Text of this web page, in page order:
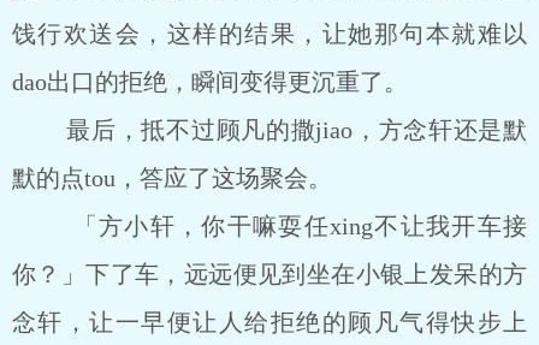
饯行欢送会，这样的结果，让她那句本就难以
dao出口的拒绝，瞬间变得更沉重了。
最后，抵不过顾凡的撒jiao，方念轩还是默
默的点tou，答应了这场聚会。
「方小轩，你干嘛耍任xing不让我开车接
你？」下了车，远远便见到坐在小银上发呆的方
念轩，让一早便让人给拒绝的顾凡气得快步上